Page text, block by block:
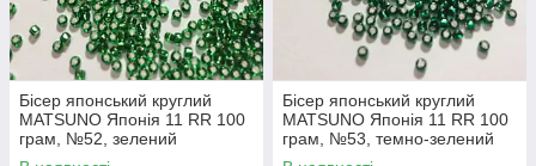
Бісер японський круглий
MATSUNO Японія 11 RR 100
грам, №52, зелений
блискучий
Бісер японський круглий
MATSUNO Японія 11 RR 100
грам, №53, темно-зелений
блискучий